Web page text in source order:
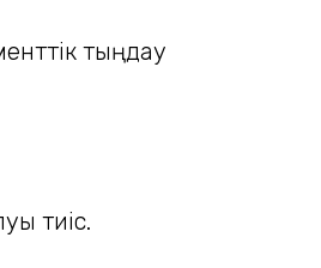
тыңдау
тиіс.